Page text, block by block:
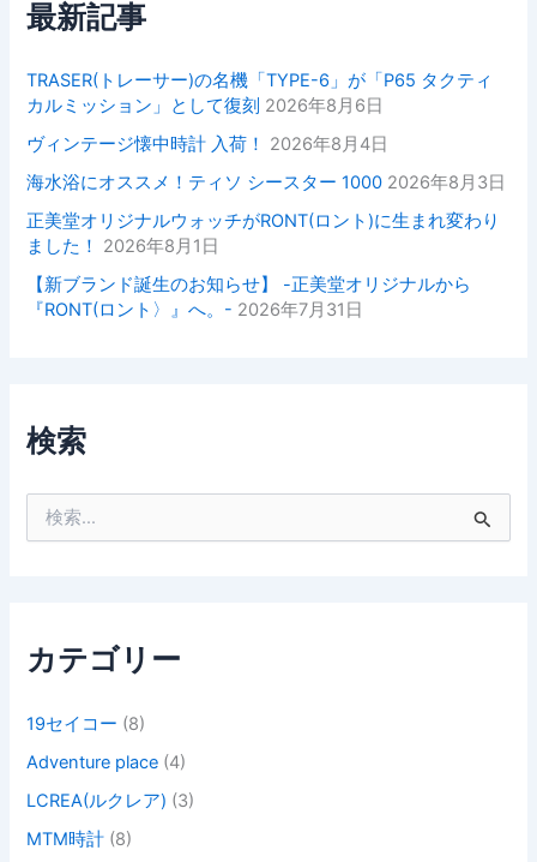
最新記事
TRASER(トレーサー)の名機「TYPE-6」が「P65 タクティ
カルミッション」として復刻 2026年8月6日
ヴィンテージ懐中時計 入荷！
2026年8月4日
海水浴にオススメ！ティソ シースター 1000 2026年8月3日
正美堂オリジナルウォッチがRONT(ロント)に生まれ変わり
ました！
2026年8月1日
【新ブランド誕生のお知らせ】 -正美堂オリジナルから
『RONT(ロント〉』へ。- 2026年7月31日
検索
カテゴリー
19セイコー (8)
Adventure place (4)
LCREA(ルクレア) (3)
MTM時計 (8)